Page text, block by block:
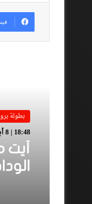
بطولة برو 1
18:48 | 8 أبريل، 2026
أيت
بطولة برو
22:23 | 6 أبريل، 2026